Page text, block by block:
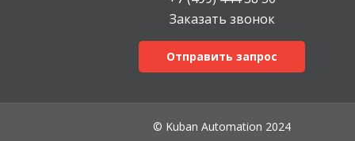
Заказать звонок
Отправить запрос
© Kuban Automation 2024